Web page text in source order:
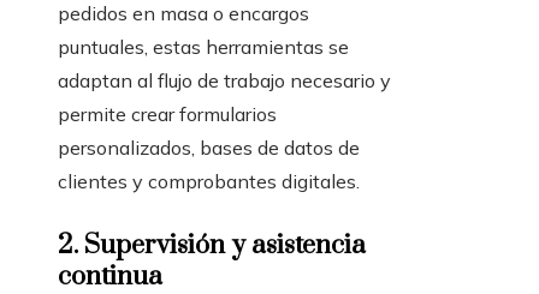
pedidos en masa o encargos
puntuales, estas herramientas se
adaptan al flujo de trabajo necesario y
permite crear formularios
personalizados, bases de datos de
clientes y comprobantes digitales.
2. Supervisión y asistencia
continua